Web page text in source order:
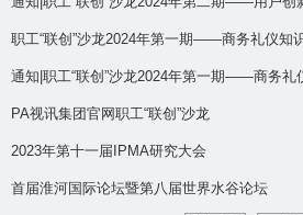
职工“联创”沙龙2024年第一期——商务礼仪知
通知|职工“联创”沙龙2024年第一期——商务礼
PA视讯集团官网职工“联创”沙龙
2023年第十一届IPMA研究大会
首届淮河国际论坛暨第八届世界水谷论坛